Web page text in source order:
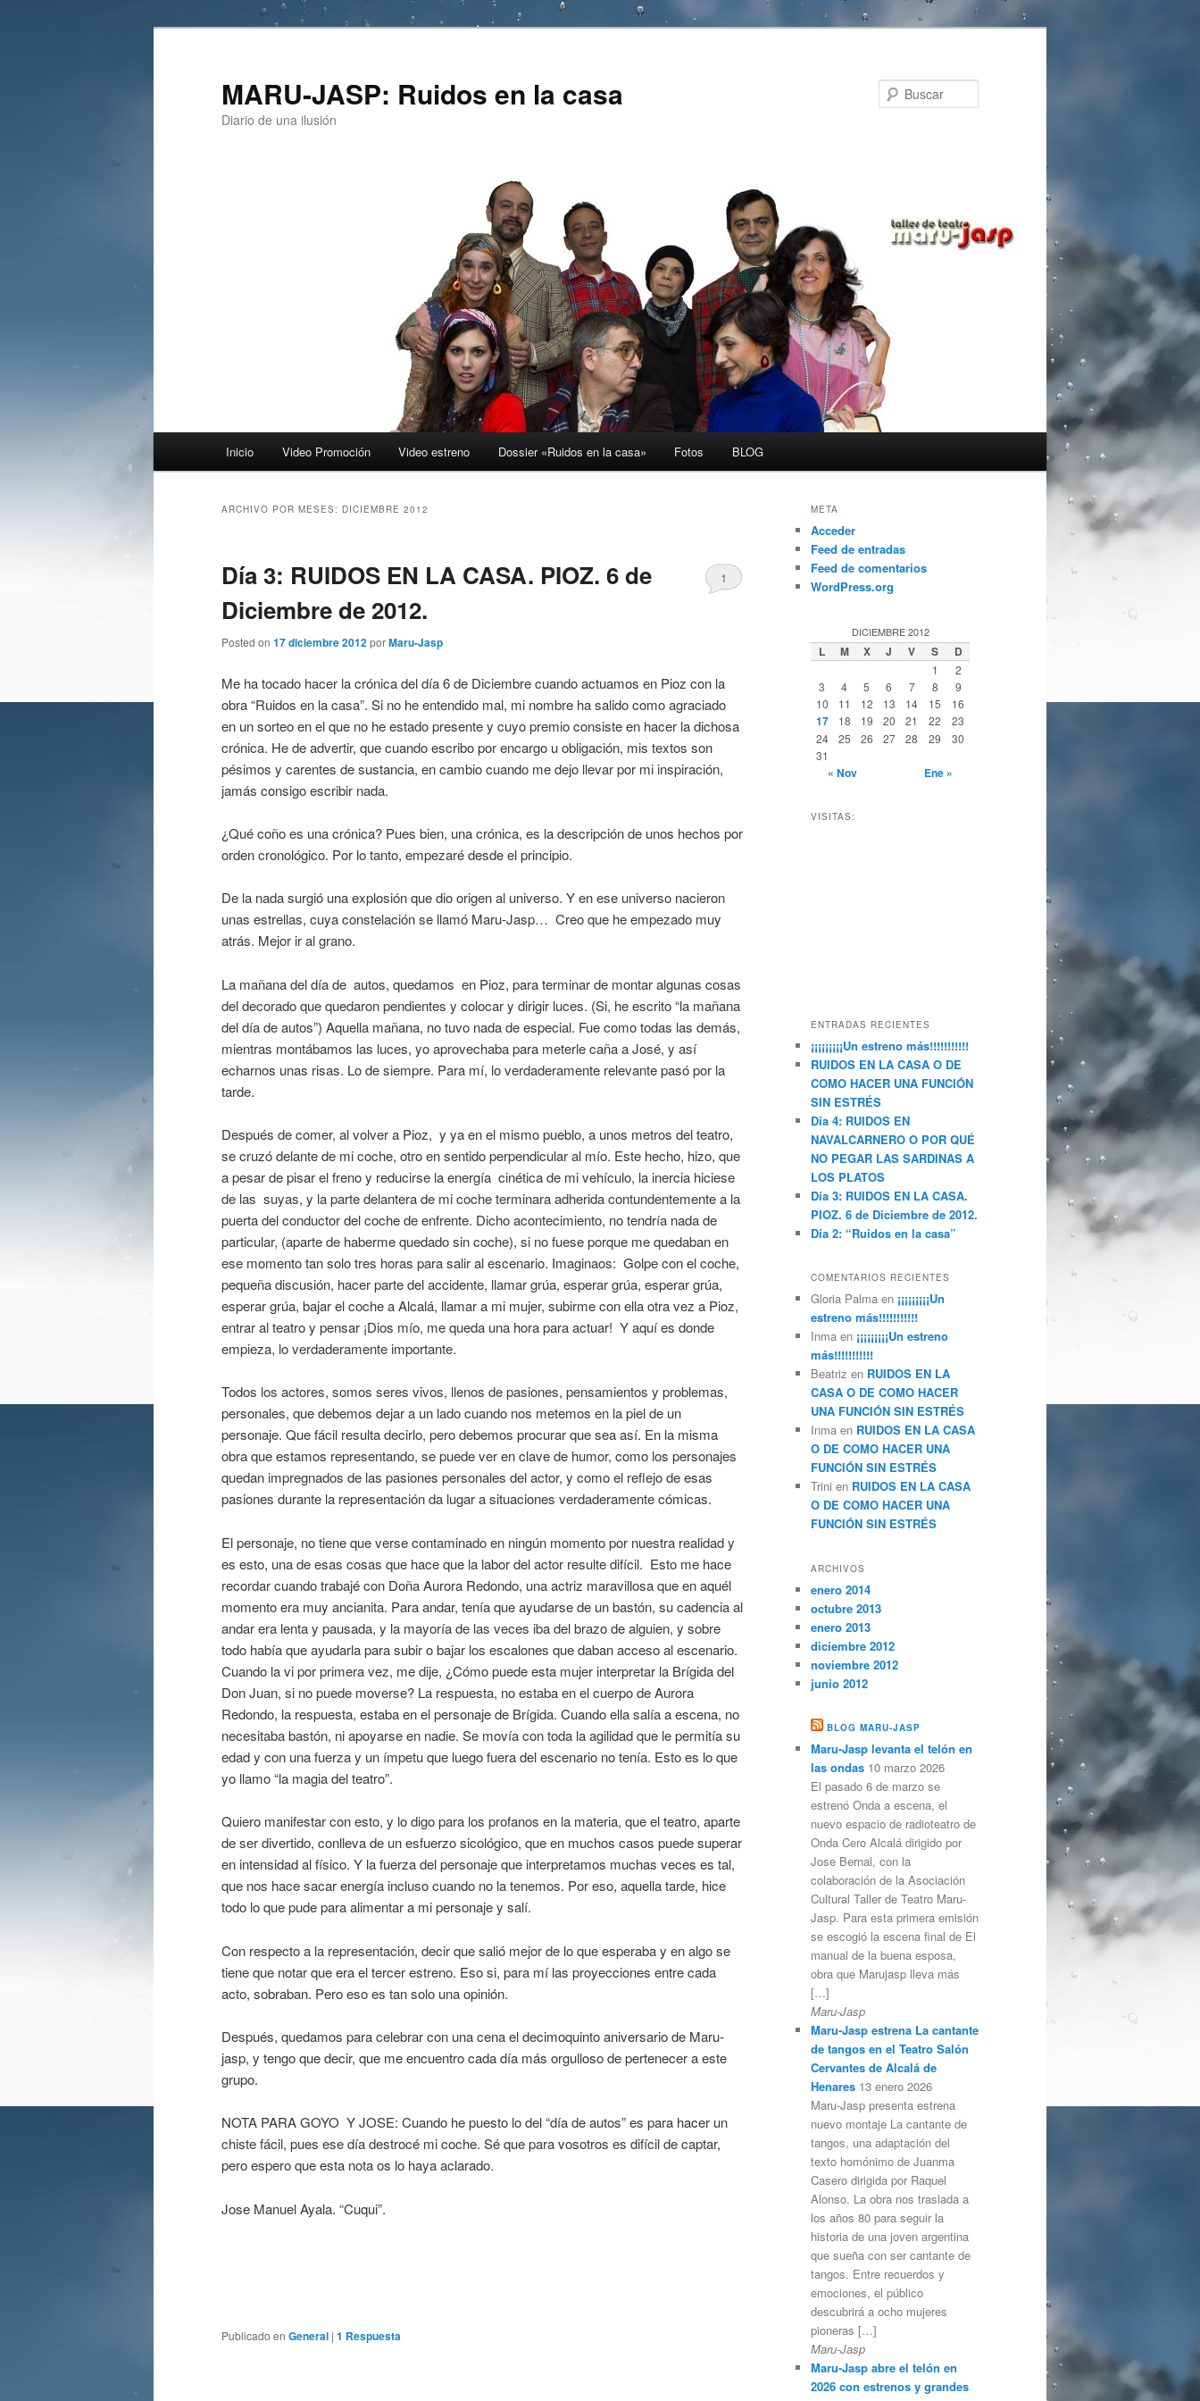
MARU-JASP: Ruidos en la casa
Diario de una ilusión
Inicio Video Promoción Video estreno Dossier «Ruidos en la casa» Fotos BLOG
ARCHIVO POR MESES: DICIEMBRE 2012
Día 3: RUIDOS EN LA CASA. PIOZ. 6 de
Diciembre de 2012.
Posted on 17 diciembre 2012porMaru-Jasp
1
Me ha tocado hacer la crónica del día 6 de Diciembre cuando actuamos en Pioz con la
obra “Ruidos en la casa”. Si no he entendido mal, mi nombre ha salido como agraciado
en un sorteo en el que no he estado presente y cuyo premio consiste en hacer la dichosa
crónica. He de advertir, que cuando escribo por encargo u obligación, mis textos son
pésimos y carentes de sustancia, en cambio cuando me dejo llevar por mi inspiración,
jamás consigo escribir nada.
¿Qué coño es una crónica? Pues bien, una crónica, es la descripción de unos hechos por
orden cronológico. Por lo tanto, empezaré desde el principio.
De la nada surgió una explosión que dio origen al universo. Y en ese universo nacieron
unas estrellas, cuya constelación se llamó Maru-Jasp… Creo que he empezado muy
atrás. Mejor ir al grano.
La mañana del día de autos, quedamos en Pioz, para terminar de montar algunas cosas
del decorado que quedaron pendientes y colocar y dirigir luces. (Si, he escrito “la mañana
del día de autos”) Aquella mañana, no tuvo nada de especial. Fue como todas las demás,
mientras montábamos las luces, yo aprovechaba para meterle caña a José, y así
echarnos unas risas. Lo de siempre. Para mí, lo verdaderamente relevante pasó por la
tarde.
Después de comer, al volver a Pioz, y ya en el mismo pueblo, a unos metros del teatro,
se cruzó delante de mi coche, otro en sentido perpendicular al mío. Este hecho, hizo, que
a pesar de pisar el freno y reducirse la energía cinética de mi vehículo, la inercia hiciese
de las suyas, y la parte delantera de mi coche terminara adherida contundentemente a la
puerta del conductor del coche de enfrente. Dicho acontecimiento, no tendría nada de
particular, (aparte de haberme quedado sin coche), si no fuese porque me quedaban en
ese momento tan solo tres horas para salir al escenario. Imaginaos: Golpe con el coche,
pequeña discusión, hacer parte del accidente, llamar grúa, esperar grúa, esperar grúa,
esperar grúa, bajar el coche a Alcalá, llamar a mi mujer, subirme con ella otra vez a Pioz,
entrar al teatro y pensar ¡Dios mío, me queda una hora para actuar! Y aquí es donde
empieza, lo verdaderamente importante.
Todos los actores, somos seres vivos, llenos de pasiones, pensamientos y problemas,
personales, que debemos dejar a un lado cuando nos metemos en la piel de un
personaje. Que fácil resulta decirlo, pero debemos procurar que sea así. En la misma
obra que estamos representando, se puede ver en clave de humor, como los personajes
quedan impregnados de las pasiones personales del actor, y como el reflejo de esas
pasiones durante la representación da lugar a situaciones verdaderamente cómicas.
El personaje, no tiene que verse contaminado en ningún momento por nuestra realidad y
es esto, una de esas cosas que hace que la labor del actor resulte difícil. Esto me hace
recordar cuando trabajé con Doña Aurora Redondo, una actriz maravillosa que en aquél
momento era muy ancianita. Para andar, tenía que ayudarse de un bastón, su cadencia al
andar era lenta y pausada, y la mayoría de las veces iba del brazo de alguien, y sobre
todo había que ayudarla para subir o bajar los escalones que daban acceso al escenario.
Cuando la vi por primera vez, me dije, ¿Cómo puede esta mujer interpretar la Brígida del
Don Juan, si no puede moverse? La respuesta, no estaba en el cuerpo de Aurora
Redondo, la respuesta, estaba en el personaje de Brígida. Cuando ella salía a escena, no
necesitaba bastón, ni apoyarse en nadie. Se movía con toda la agilidad que le permitía su
edad y con una fuerza y un ímpetu que luego fuera del escenario no tenía. Esto es lo que
yo llamo “la magia del teatro”.
Quiero manifestar con esto, y lo digo para los profanos en la materia, que el teatro, aparte
de ser divertido, conlleva de un esfuerzo sicológico, que en muchos casos puede superar
en intensidad al físico. Y la fuerza del personaje que interpretamos muchas veces es tal,
que nos hace sacar energía incluso cuando no la tenemos. Por eso, aquella tarde, hice
todo lo que pude para alimentar a mi personaje y salí.
Con respecto a la representación, decir que salió mejor de lo que esperaba y en algo se
tiene que notar que era el tercer estreno. Eso si, para mí las proyecciones entre cada
acto, sobraban. Pero eso es tan solo una opinión.
Después, quedamos para celebrar con una cena el decimoquinto aniversario de Maru-
jasp, y tengo que decir, que me encuentro cada día más orgulloso de pertenecer a este
grupo.
NOTA PARA GOYO Y JOSE: Cuando he puesto lo del “día de autos” es para hacer un
chiste fácil, pues ese día destrocé mi coche. Sé que para vosotros es difícil de captar,
pero espero que esta nota os lo haya aclarado.
Jose Manuel Ayala. “Cuqui”.
Publicado en General | 1 Respuesta
META
Acceder
Feed de entradas
Feed de comentarios
WordPress.org
DICIEMBRE 2012
L M X J V S D
1
2
3
4 5 6 7 8
9
10
11 12 13 14 15 16
17 18 19 20 21 22
23
24
25 26 27 28 29
30
31
« Nov Ene »
VISITAS:
ENTRADAS RECIENTES
¡¡¡¡¡¡¡¡¡Un estreno más!!!!!!!!!!!
RUIDOS EN LA CASA O DE
COMO HACER UNA FUNCIÓN
SIN ESTRÉS
Día 4: RUIDOS EN
NAVALCARNERO O POR QUÉ
NO PEGAR LAS SARDINAS A
LOS PLATOS
Día 3: RUIDOS EN LA CASA.
PIOZ. 6 de Diciembre de 2012.
Día 2: “Ruidos en la casa”
COMENTARIOS RECIENTES
Gloria Palma en ¡¡¡¡¡¡¡¡¡Un
estreno más!!!!!!!!!!!
Inma en ¡¡¡¡¡¡¡¡¡Un estreno
más!!!!!!!!!!!
Beatriz en RUIDOS EN LA
CASA O DE COMO HACER
UNA FUNCIÓN SIN ESTRÉS
Inma en RUIDOS EN LA CASA
O DE COMO HACER UNA
FUNCIÓN SIN ESTRÉS
Trini en RUIDOS EN LA CASA
O DE COMO HACER UNA
FUNCIÓN SIN ESTRÉS
ARCHIVOS
enero 2014
octubre 2013
enero 2013
diciembre 2012
noviembre 2012
junio 2012
BLOG MARU-JASP
Maru-Jasp levanta el telón en
las ondas 10 marzo 2026
El pasado 6 de marzo se
estrenó Onda a escena, el
nuevo espacio de radioteatro de
Onda Cero Alcalá dirigido por
Jose Bernal, con la
colaboración de la Asociación
Cultural Taller de Teatro Maru-
Jasp. Para esta primera emisión
se escogió la escena final de El
manual de la buena esposa,
obra que Marujasp lleva más
[…]
Maru-Jasp
Maru-Jasp estrena La cantante
de tangos en el Teatro Salón
Cervantes de Alcalá de
Henares 13 enero 2026
Maru-Jasp presenta estrena
nuevo montaje La cantante de
tangos, una adaptación del
texto homónimo de Juanma
Casero dirigida por Raquel
Alonso. La obra nos traslada a
los años 80 para seguir la
historia de una joven argentina
que sueña con ser cantante de
tangos. Entre recuerdos y
emociones, el público
descubrirá a ocho mujeres
pioneras […]
Maru-Jasp
Maru-Jasp abre el telón en
2026 con estrenos y grandes